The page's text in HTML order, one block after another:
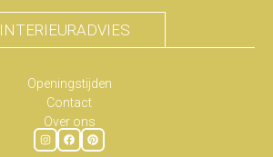
INTERIEURADVIES
Openingstijden
Contact
Over ons